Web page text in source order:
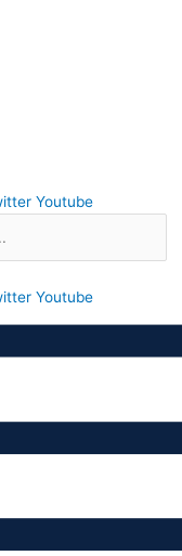
Youtube
Youtube